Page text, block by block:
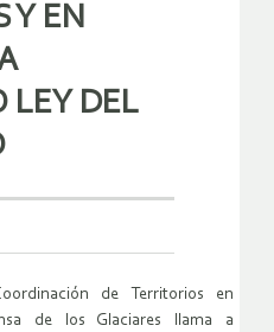
Y EN
LEY DEL
de Territorios en
de los Glaciares llama a